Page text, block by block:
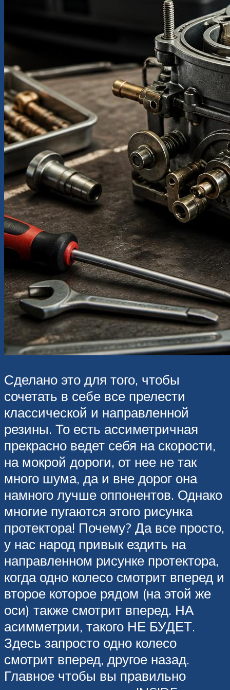
Сделано это для того, чтобы
сочетать в себе все прелести
классической и направленной
резины. То есть ассиметричная
прекрасно ведет себя на скорости,
на мокрой дороги, от нее не так
много шума, да и вне дорог она
намного лучше оппонентов. Однако
многие пугаются этого рисунка
протектора! Почему? Да все просто,
у нас народ привык ездить на
направленном рисунке протектора,
когда одно колесо смотрит вперед и
второе которое рядом (на этой же
оси) также смотрит вперед. НА
асимметрии, такого НЕ БУДЕТ.
Здесь запросто одно колесо
смотрит вперед, другое назад.
Главное чтобы вы правильно